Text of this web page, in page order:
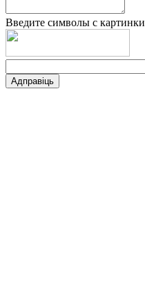
Введите символы с картинки
Адправіць